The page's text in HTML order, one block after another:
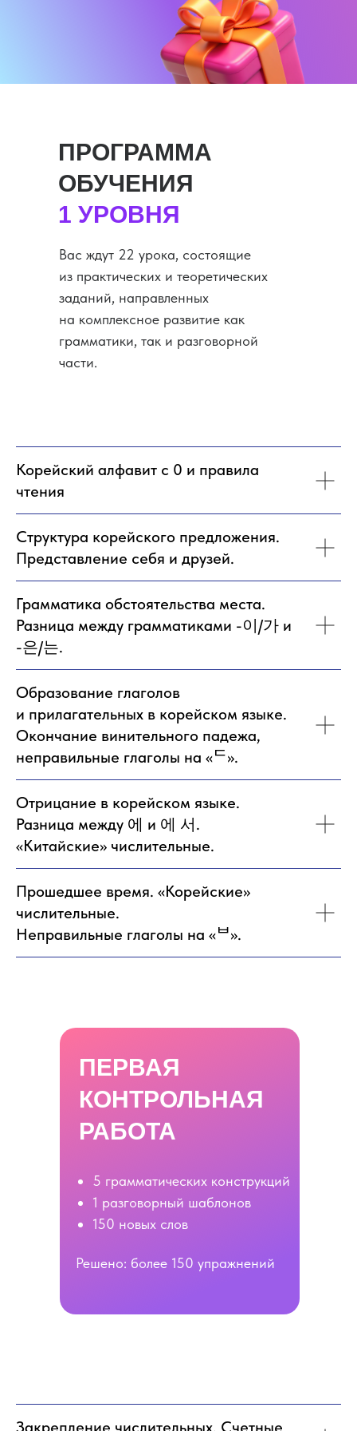
ПРОГРАММА
ОБУЧЕНИЯ
1 УРОВНЯ
Вас ждут 22 урока, состоящие
из практических и теоретических
заданий, направленных
на комплексное развитие как
грамматики, так и разговорной
части.
Корейский алфавит с 0 и правила
чтения
Структура корейского предложения.
Представление себя и друзей.
Грамматика обстоятельства места.
Разница между грамматиками -이/가 и
-은/는.
Образование глаголов
и прилагательных в корейском языке.
Окончание винительного падежа,
неправильные глаголы на «ᄃ».
Отрицание в корейском языке.
Разница между 에 и 에 서.
«Китайские» числительные.
Прошедшее время. «Корейские»
числительные.
Неправильные глаголы на «ᄇ».
ПЕРВАЯ
КОНТРОЛЬНАЯ
РАБОТА
5 грамматических конструкций
1 разговорный шаблонов
150 новых слов
Решено: более 150 упражнений
Закрепление числительных. Счетные